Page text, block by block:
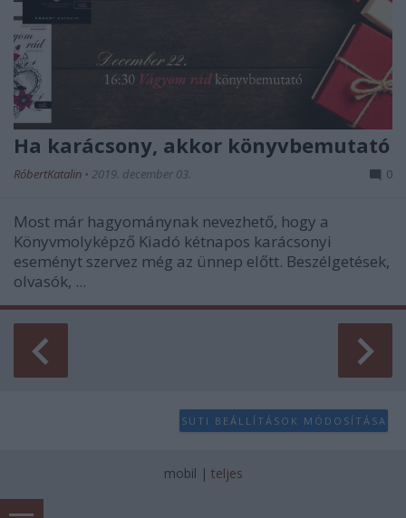
Ha karácsony, akkor könyvbemutató
RóbertKatalin • 2019. december 03. 0
Most már hagyománynak nevezhető, hogy a
Könyvmolyképző Kiadó kétnapos karácsonyi
eseményt szervez még az ünnep előtt. Beszélgetések,
olvasók, ...
SÜTI BEÁLLÍTÁSOK MÓDOSÍTÁSA
mobil | teljes